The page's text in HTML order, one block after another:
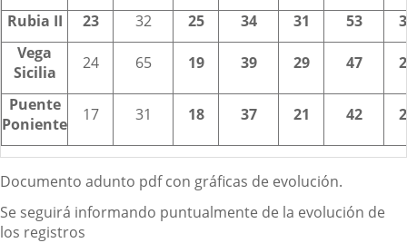
Rubia II 23 32 25 34 31 53
Vega
Sicilia
24 65 19 39 29 47
Puente
Poniente
17 31 18 37 21 42
Documento adunto pdf con gráficas de evolución.
Se seguirá informando puntualmente de la evolución de
los registros